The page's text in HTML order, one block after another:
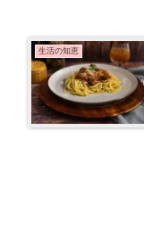
生活の知恵